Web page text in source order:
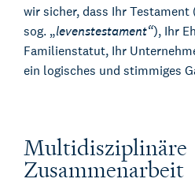
wir sicher, dass Ihr
sog. „levenstestament“), Ihr
Familienstatut, Ihr
ein logisches und stimmiges
Multidisziplinäre
Zusammenarbeit